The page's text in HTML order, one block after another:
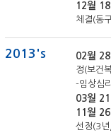
12월
체결(동
2013's 02월 28
정(보건
-임상심
03월 21
11월
선정(3